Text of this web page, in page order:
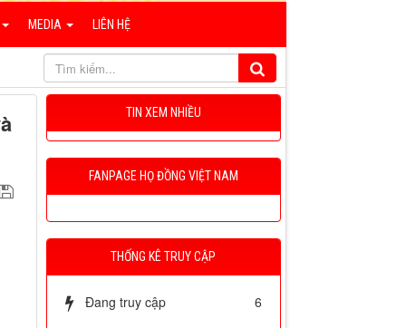
MEDIA LIÊN HỆ
TIN XEM NHIỀU
FANPAGE HỌ ĐỒNG VIỆT NAM
THỐNG KÊ TRUY CẬP
Đang truy cập
6